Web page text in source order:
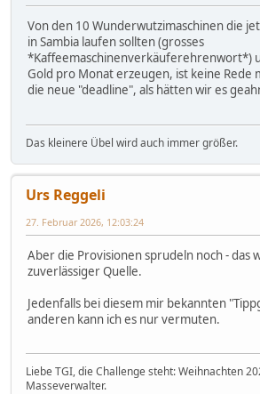
Von den 10 Wunderwutzimaschinen die
in Sambia laufen sollten (grosses
*Kaffeemaschinenverkäuferehrenwort*)
Gold pro Monat erzeugen, ist keine Rede
die neue "deadline", als hätten wir es
Das kleinere Übel wird auch immer größer.
Urs Reggeli
27. Februar 2026, 12:03:24
Aber die Provisionen sprudeln noch - das
zuverlässiger Quelle.
Jedenfalls bei diesem mir bekannten
anderen kann ich es nur vermuten.
Liebe TGI, die Challenge steht: Weihnachten
Masseverwalter.